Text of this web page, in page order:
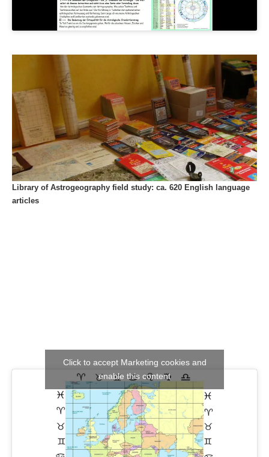
Library of Astrogeography field study: ca. 620 English language
articles
Click to accept Marketing cookies and
enable this content